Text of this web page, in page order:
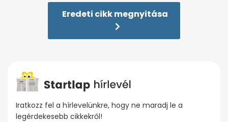
Eredeti cikk megnyitása
Iratkozz fel a hírlevelünkre, hogy ne maradj le a
legérdekesebb cikkekről!